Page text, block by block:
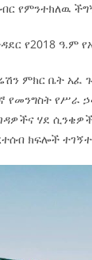
የምንተክለዉ
የ2018 ዓ.ም
ምክር ቤት አፈ
የመንግስት የሥራ
ሃደ
ክፍሎች